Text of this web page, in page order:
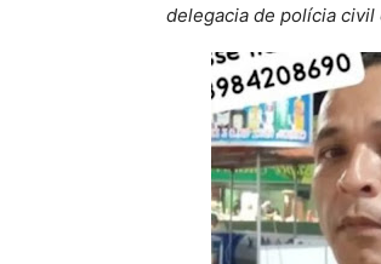
delegacia de polícia